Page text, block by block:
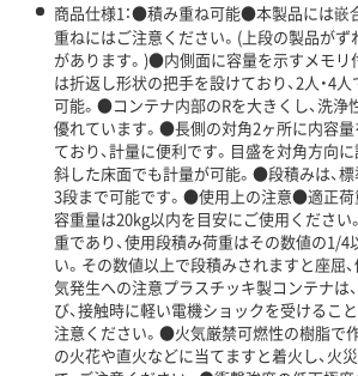
商品仕様1：●積み重ね可能●本製品には嵌
重ねにはご注意ください。(上段の製品が
があります。)●内側面に容量を示すメモ
は折返し形状の把手を設けており、2人・4
可能。●コンテナ内部のRを大きくし、洗浄
優れています。●長側の対角2ヶ所に内容
ており、計量に便利です。目盛を対角方向
斜した床面でも計量が可能。●段積みは、
3段まで可能です。●使用上の注意●適正荷
容重量は20kg以内を目安にご使用ください
重であり、使用段積み荷重はその数値の1/4
い。その数値以上で段積みされますと座屈
気発生への注意プラスチッキ製コンテナは
び、接触時に軽い電機ショックを受けるこ
注意ください。●火気厳禁可燃性の樹脂で
の火花や直火などに当てますと着火し、火